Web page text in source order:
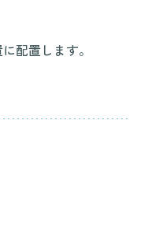
配置します。